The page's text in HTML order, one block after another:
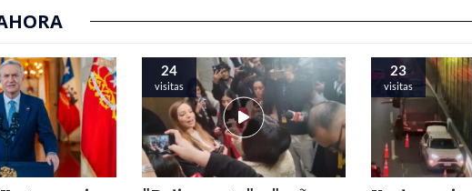
24
visitas
23
visitas